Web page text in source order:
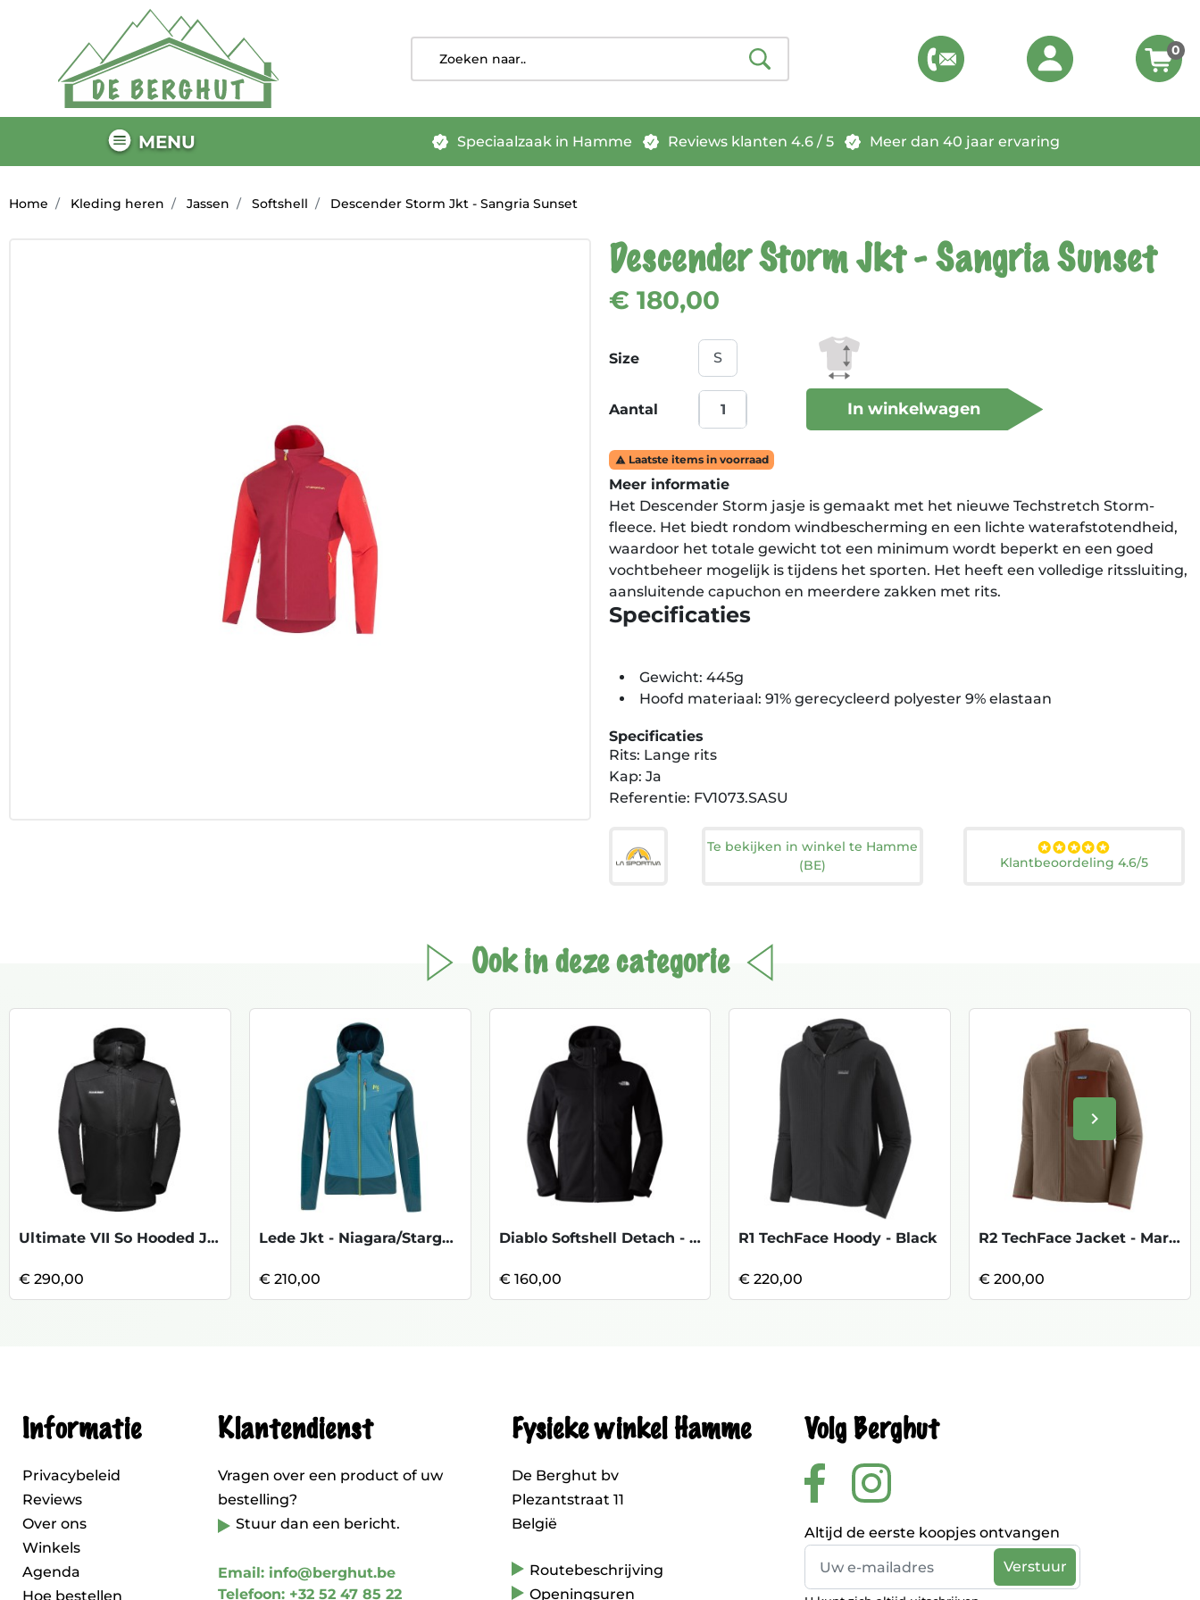
0
MENU Speciaalzaak in Hamme Reviews klanten 4.6 / 5 Meer dan 40 jaar ervaring
Home Kleding heren Jassen Softshell Descender Storm Jkt - Sangria Sunset
Descender Storm Jkt - Sangria Sunset
€ 180,00
Size
Aantal In winkelwagen
 Laatste items in voorraad
Meer informatie
Het Descender Storm jasje is gemaakt met het nieuwe Techstretch Storm-
fleece. Het biedt rondom windbescherming en een lichte waterafstotendheid,
waardoor het totale gewicht tot een minimum wordt beperkt en een goed
vochtbeheer mogelijk is tijdens het sporten. Het heeft een volledige ritssluiting,
aansluitende capuchon en meerdere zakken met rits.
Specificaties
Gewicht: 445g
Hoofd materiaal: 91% gerecycleerd polyester 9% elastaan
Specificaties
Rits: Lange rits
Kap: Ja
Referentie: FV1073.SASU
Te bekijken in winkel te Hamme
(BE)
Klantbeoordeling 4.6/5
Ook in deze categorie
Volgende
keyboard_arrow_right
Ultimate VII So Hooded Jacket - Blk
€ 290,00
Lede Jkt - Niagara/Stargazer
€ 210,00
Diablo Softshell Detach - Tnf Black
€ 160,00
R1 TechFace Hoody - Black
€ 220,00
R2 TechFace Jacket - Marlow Brown
€ 200,00
Informatie
Privacybeleid
Reviews
Over ons
Winkels
Agenda
Hoe bestellen
Klantendienst
Vragen over een product of uw
bestelling?
Stuur dan een bericht.
Email: info@berghut.be
Telefoon: +32 52 47 85 22
Fysieke winkel Hamme
De Berghut bv
Plezantstraat 11
België
Routebeschrijving
Openingsuren
Volg Berghut
Altijd de eerste koopjes ontvangen